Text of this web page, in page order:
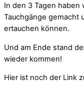
In den 3 Tagen haben
Tauchgänge gemacht
ertauchen können.
Und am Ende stand
wieder kommen!
Hier ist noch der Link